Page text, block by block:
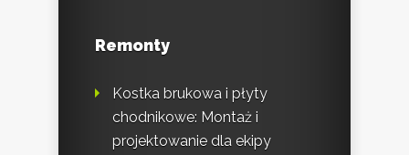
Remonty
Kostka brukowa i płyty
chodnikowe: Montaż i
projektowanie dla ekipy